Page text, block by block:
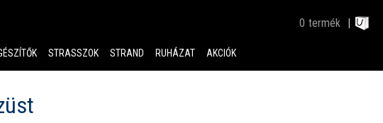
0 termék
STRASSZOK STRAND RUHÁZAT AKCIÓK